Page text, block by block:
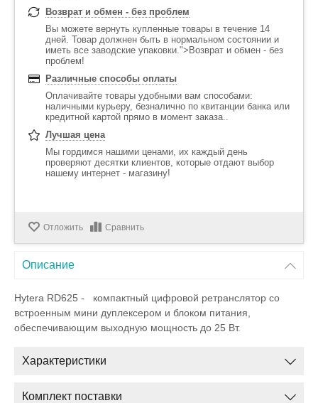
Возврат и обмен - без проблем
Вы можете вернуть купленные товары в течение 14
дней. Товар должнен быть в нормальном состоянии и
иметь все заводские упаковки.">Возврат и обмен - без
проблем!
Различные способы оплаты
Оплачивайте товары удобными вам способами:
наличными курьеру, безналично по квитанции банка или
кредитной картой прямо в момент заказа..
Лучшая цена
Мы гордимся нашими ценами, их каждый день
проверяют десятки клиентов, которые отдают выбор
нашему интернет - магазину!
Отложить Сравнить
Описание
Hytera RD625 - компактный цифровой ретранслятор со
встроенным мини дуплексером и блоком питания,
обеспечивающим выходную мощность до 25 Вт.
Характеристики
Комплект поставки